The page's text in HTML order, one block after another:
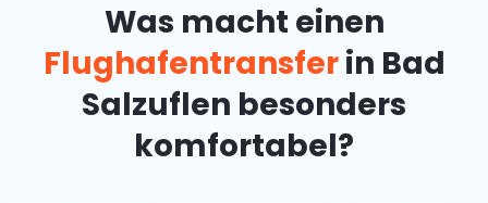
Was macht einen
Flughafentransferin Bad
Salzuflen besonders
komfortabel?